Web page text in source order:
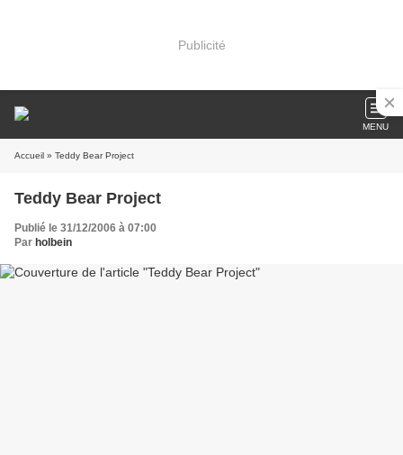
Publicité
MENU
Accueil » Teddy Bear Project
Teddy Bear Project
Publié le 31/12/2006 à 07:00
Par holbein